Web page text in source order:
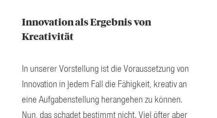
Innovation als Ergebnis von
Kreativität
In unserer Vorstellung ist die Voraussetzung von
Innovation in jedem Fall die Fähigkeit, kreativ an
eine Aufgabenstellung herangehen zu können.
Nun, das schadet bestimmt nicht. Viel öfter aber